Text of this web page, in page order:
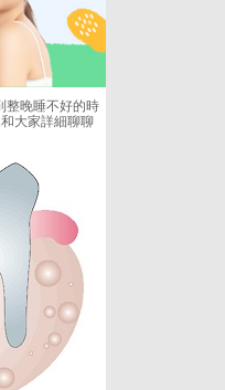
晚睡不好的時
大家詳細聊聊